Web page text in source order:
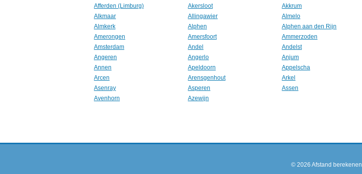
Afferden (Limburg)
Akersloot Akkrum
Alkmaar
Allingawier Almelo
Almkerk
Alphen Alphen aan den Rijn
Amerongen
Amersfoort Ammerzoden
Amsterdam
Andel Andelst
Angeren
Angerlo Anjum
Annen
Apeldoorn Appelscha
Arcen
Arensgenhout Arkel
Asenray
Asperen Assen
Avenhorn
Azewijn
© 2026 Afstand berekenen